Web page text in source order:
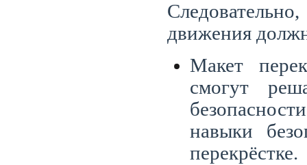
движения
Макет
смогут
навыки
перекрёстке.